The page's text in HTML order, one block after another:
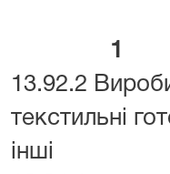
1
13.92.2
текстильні
інші